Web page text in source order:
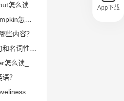
dugout是什么意思_dugout怎么读_音标'dʌɡaʊt
些内容？
？
loveliness是什么意思_loveliness怎么读_音标ˈlʌvlɪnəs
App下载